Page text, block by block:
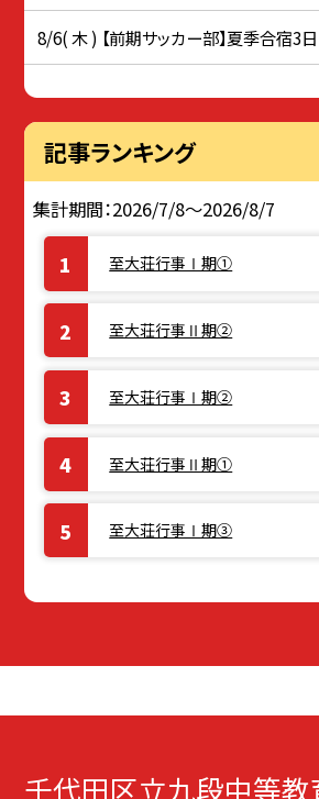
8/6( 木 ) 【前期サッカー部】夏季合宿3
記事ランキング
集計期間：2026/7/8～2026/8/7
至大荘行事Ⅰ期①
至大荘行事Ⅱ期②
至大荘行事Ⅰ期②
至大荘行事Ⅱ期①
至大荘行事Ⅰ期③
千代田区立九段中等教